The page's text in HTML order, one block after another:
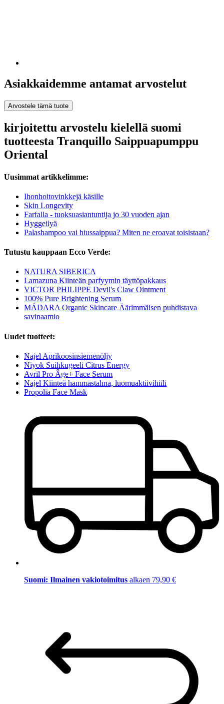
Asiakkaidemme antamat arvostelut
Arvostele tämä tuote
kirjoitettu arvostelu kielellä suomi
tuotteesta Tranquillo Saippuapumppu
Oriental
Uusimmat artikkelimme:
Ihonhoitovinkkejä käsille
Skin Longevity
Farfalla - tuoksuasiantuntija jo 30 vuoden ajan
Hyggeilyä
Palashampoo vai hiussaippua? Miten ne eroavat toisistaan?
Tutustu kauppaan Ecco Verde:
NATURA SIBERICA
Lamazuna Kiinteän parfyymin täyttöpakkaus
VICTOR PHILIPPE Devil's Claw Ointment
100% Pure Brightening Serum
MÁDARA Organic Skincare Äärimmäisen puhdistava
savinaamio
Uudet tuotteet:
Najel Aprikoosinsiemenöljy
Niyok Suihkugeeli Citrus Energy
Avril Pro Âge+ Face Serum
Najel Kiinteä hammastahna, luomuaktiivihiili
Propolia Face Mask
Suomi: Ilmainen vakiotoimitus alkaen 79,90 €